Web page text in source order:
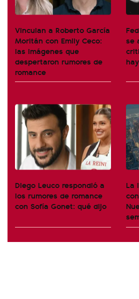
Vinculan a Roberto García
Moritán con Emily Ceco:
las imágenes que
despertaron rumores de
romance
se
Diego Leuco respondió a
los rumores de romance
con Sofía Gonet: qué dijo
La